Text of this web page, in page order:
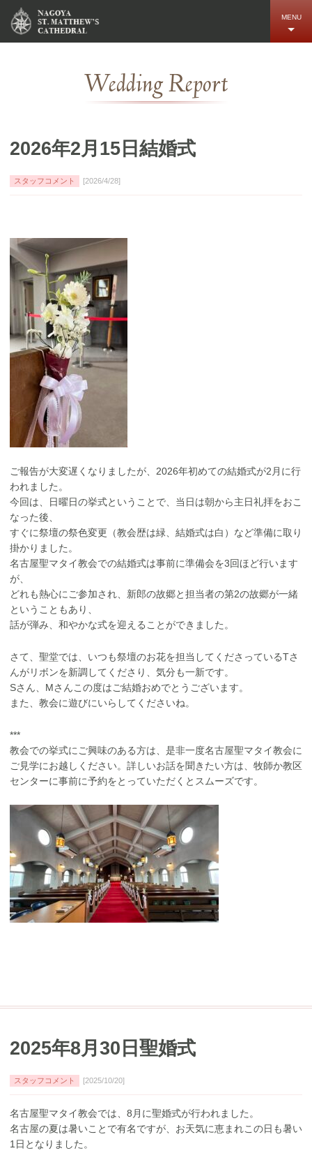
MENU
よくあるご質問
お問い合せ
Wedding Report
2026年2月15日結婚式
スタッフコメント [2026/4/28]
ご報告が大変遅くなりましたが、2026年初めての結婚式が2月に行
われました。
今回は、日曜日の挙式ということで、当日は朝から主日礼拝をおこ
なった後、
すぐに祭壇の祭色変更（教会歴は緑、結婚式は白）など準備に取り
掛かりました。
名古屋聖マタイ教会での結婚式は事前に準備会を3回ほど行います
が、
どれも熱心にご参加され、新郎の故郷と担当者の第2の故郷が一緒
ということもあり、
話が弾み、和やかな式を迎えることができました。
さて、聖堂では、いつも祭壇のお花を担当してくださっているTさ
んがリボンを新調してくださり、気分も一新です。
Sさん、Mさんこの度はご結婚おめでとうございます。
また、教会に遊びにいらしてくださいね。
***
教会での挙式にご興味のある方は、是非一度名古屋聖マタイ教会に
ご見学にお越しください。詳しいお話を聞きたい方は、牧師か教区
センターに事前に予約をとっていただくとスムーズです。
2025年8月30日聖婚式
スタッフコメント [2025/10/20]
名古屋聖マタイ教会では、8月に聖婚式が行われました。
名古屋の夏は暑いことで有名ですが、お天気に恵まれこの日も暑い
1日となりました。